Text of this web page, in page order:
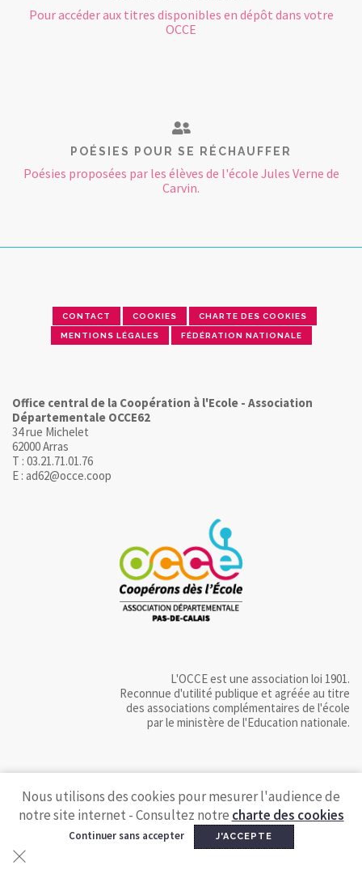
Pour accéder aux titres disponibles en dépôt dans votre
OCCE
POÉSIES POUR SE RÉCHAUFFER
Poésies proposées par les élèves de l'école Jules Verne de
Carvin.
CONTACT COOKIES CHARTE DES COOKIES
MENTIONS LÉGALES FÉDÉRATION NATIONALE
Office central de la Coopération à l'Ecole - Association
Départementale OCCE62
34 rue Michelet
62000 Arras
T : 03.21.71.01.76
E : ad62@occe.coop
L'OCCE est une association loi 1901.
Reconnue d'utilité publique et agréée au titre
des associations complémentaires de l'école
par le ministère de l'Education nationale.
Nous utilisons des cookies pour mesurer l'audience de
notre site internet - Consultez notre charte des cookies
Continuer sans accepter J'ACCEPTE